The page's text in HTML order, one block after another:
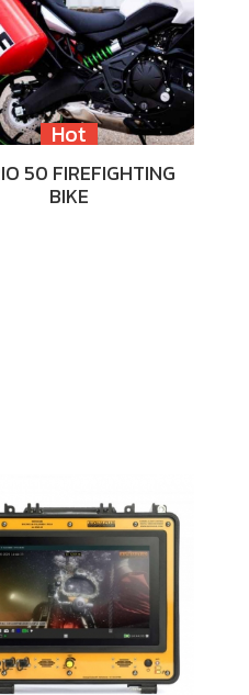
Hot
50 FIREFIGHTING
BIKE